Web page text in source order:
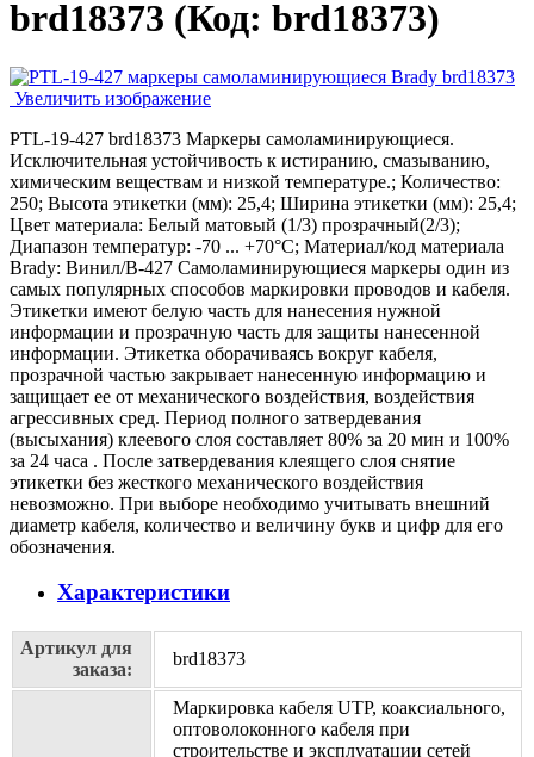
brd18373 (Код: brd18373)
Увеличить изображение
PTL-19-427 brd18373 Маркеры самоламинирующиеся.
Исключительная устойчивость к истиранию, смазыванию,
химическим веществам и низкой температуре.; Количество:
250; Высота этикетки (мм): 25,4; Ширина этикетки (мм): 25,4;
Цвет материала: Белый матовый (1/3) прозрачный(2/3);
Диапазон температур: -70 ... +70°С; Материал/код материала
Brady: Винил/В-427 Самоламинирующиеся маркеры один из
самых популярных способов маркировки проводов и кабеля.
Этикетки имеют белую часть для нанесения нужной
информации и прозрачную часть для защиты нанесенной
информации. Этикетка оборачиваясь вокруг кабеля,
прозрачной частью закрывает нанесенную информацию и
защищает ее от механического воздействия, воздействия
агрессивных сред. Период полного затвердевания
(высыхания) клеевого слоя составляет 80% за 20 мин и 100%
за 24 часа . После затвердевания клеящего слоя снятие
этикетки без жесткого механического воздействия
невозможно. При выборе необходимо учитывать внешний
диаметр кабеля, количество и величину букв и цифр для его
обозначения.
Характеристики
Артикул для
заказа:
brd18373
Маркировка кабеля UTP, коаксиального,
оптоволоконного кабеля при
строительстве и эксплуатации сетей